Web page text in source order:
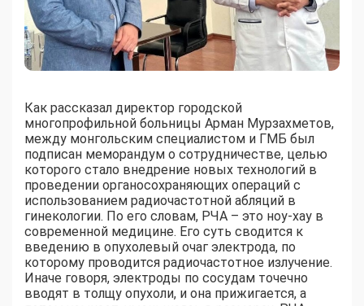
Как рассказал директор городской
многопрофильной больницы Арман Мурзахметов,
между монгольским специалистом и ГМБ был
подписан меморандум о сотрудничестве, целью
которого стало внедрение новых технологий в
проведении органосохраняющих операций с
использованием радиочастотной абляций в
гинекологии. По его словам, РЧА – это ноу-хау в
современной медицине. Его суть сводится к
введению в опухолевый очаг электрода, по
которому проводится радиочастотное излучение.
Иначе говоря, электроды по сосудам точечно
вводят в толщу опухоли, и она прижигается, а